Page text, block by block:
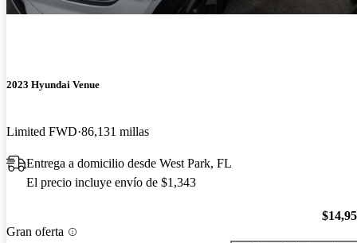
2023 Hyundai Venue
Limited FWD 86,131 millas
Entrega a domicilio desde West Park, FL
El precio incluye envío de $1,343
Gran oferta